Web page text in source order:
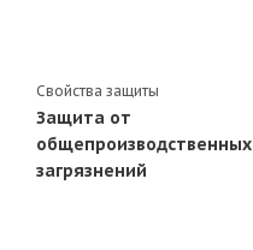
Свойства защиты
Защита от
общепроизводственных
загрязнений